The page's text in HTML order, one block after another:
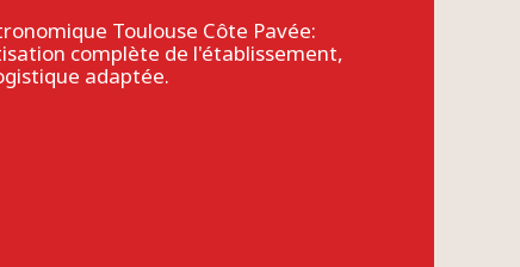
Toulouse Côte Pavée:
complète de l'établissement,
adaptée.